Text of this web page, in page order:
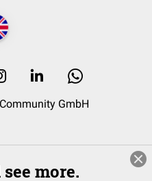
GmbH
more.